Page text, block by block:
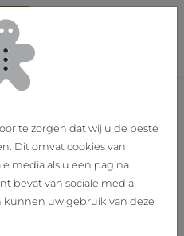
te
te zorgen dat wij u de beste
Dit omvat cookies van
media als u een pagina
bevat van sociale media.
kunnen uw gebruik van deze